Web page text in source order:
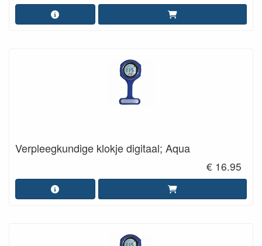
Verpleegkundige klokje digitaal; Aqua
€ 16.95